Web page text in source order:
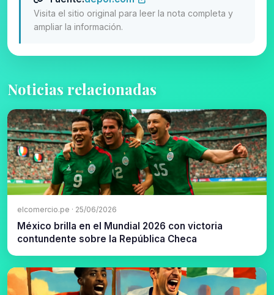
Visita el sitio original para leer la nota completa y
ampliar la información.
Noticias relacionadas
elcomercio.pe · 25/06/2026
México brilla en el Mundial 2026 con victoria
contundente sobre la República Checa